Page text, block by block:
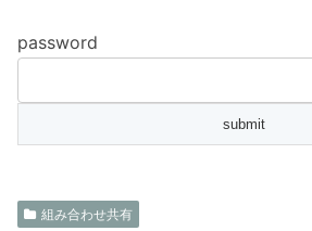
password
組み合わせ共有